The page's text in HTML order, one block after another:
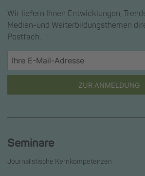
Wir liefern Ihnen Entwicklungen,
Medien-und Weiterbildungsthemen
Postfach.
ZUR ANMELDUNG
Seminare
Journalistische Kernkompetenzen